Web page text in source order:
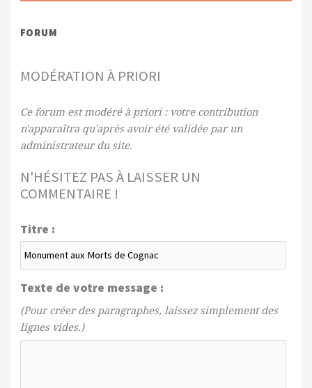
FORUM
MODÉRATION À PRIORI
Ce forum est modéré à priori : votre contribution
n'apparaîtra qu'après avoir été validée par un
administrateur du site.
N'HÉSITEZ PAS À LAISSER UN
COMMENTAIRE !
Titre :
Texte de votre message :
(Pour créer des paragraphes, laissez simplement des
lignes vides.)